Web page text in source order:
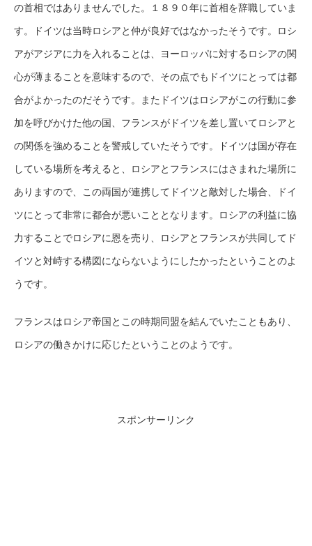
の首相ではありませんでした。１８９０年に首相を辞職していま
す。ドイツは当時ロシアと仲が良好ではなかったそうです。ロシ
アがアジアに力を入れることは、ヨーロッパに対するロシアの関
心が薄まることを意味するので、その点でもドイツにとっては都
合がよかったのだそうです。またドイツはロシアがこの行動に参
加を呼びかけた他の国、フランスがドイツを差し置いてロシアと
の関係を強めることを警戒していたそうです。ドイツは国が存在
している場所を考えると、ロシアとフランスにはさまれた場所に
ありますので、この両国が連携してドイツと敵対した場合、ドイ
ツにとって非常に都合が悪いこととなります。ロシアの利益に協
力することでロシアに恩を売り、ロシアとフランスが共同してド
イツと対峙する構図にならないようにしたかったということのよ
うです。
フランスはロシア帝国とこの時期同盟を結んでいたこともあり、
ロシアの働きかけに応じたということのようです。
スポンサーリンク